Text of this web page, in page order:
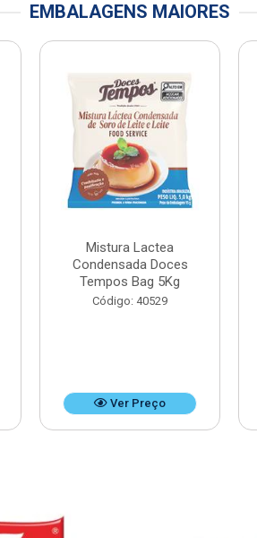
EMBALAGENS MAIORES
Mistura Lactea
Condensada Doces
Tempos Bag 5Kg
Código: 40529
Ver Preço